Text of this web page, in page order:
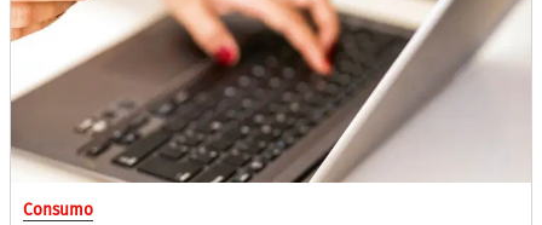
Consumo